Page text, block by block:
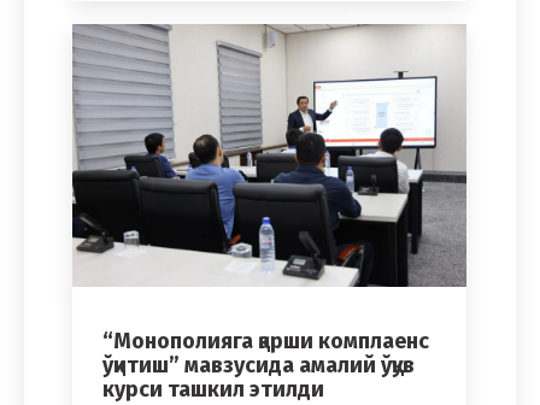
“Монополияга қарши комплаенс
ўқитиш” мавзусида амалий ўқув
курси ташкил этилди